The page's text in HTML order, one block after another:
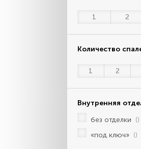
1 2
Количество
1 2
Внутренняя
без отделки ()
«под ключ» ()